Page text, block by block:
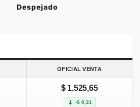
Despejado
OFICIAL VENTA
$ 1.525,65
-$ 0,31